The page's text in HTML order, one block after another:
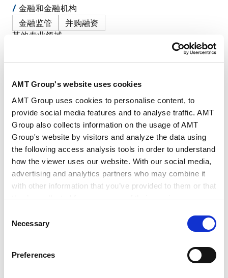
AMT Group's website uses cookies
AMT Group uses cookies to personalise content, to
provide social media features and to analyse traffic. AMT
Group also collects information on the usage of AMT
Group's website by visitors and analyze the data using
the following access analysis tools in order to understand
how the viewer uses our website. With our social media,
advertising and analytics partners who may combine it
with other information that you’ve provided to them or that
they’ve collected from your use of their services.
Google Analytics, Google Search Console
Marketo
Selection
Necessary
Preferences
金融和金融机构
金融监管
并购融资
其他专业领域
公司治理／股东会与股东关系／公司纠纷解决
政府调查和危机管理
金融和金融机构
金融科技
竞争法/反垄断法
跨境竞争法
国际业务
台湾／其他中南美洲国家
信托 其他金融行业